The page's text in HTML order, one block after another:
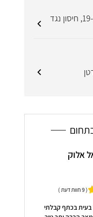
חיסון נגד קוביד-19, חיסון נגד
אלוק
( 9 חוות דעת )
בעית בכתף קבלתי